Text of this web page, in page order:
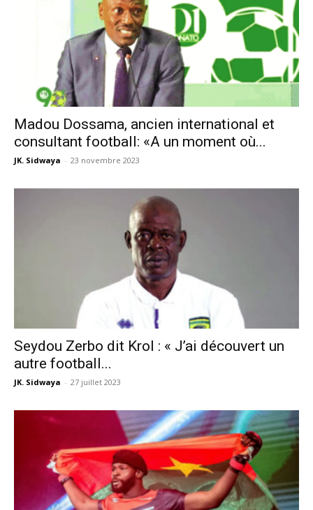
Madou Dossama, ancien international et
consultant football: «A un moment où...
JK. Sidwaya - 23 novembre 2023
Seydou Zerbo dit Krol : « J’ai découvert un
autre football...
JK. Sidwaya - 27 juillet 2023